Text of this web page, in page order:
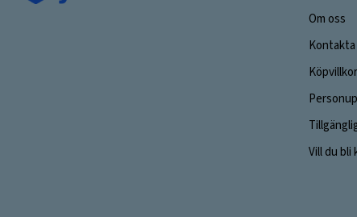
Om oss
Köpvillkor
Vill du bli